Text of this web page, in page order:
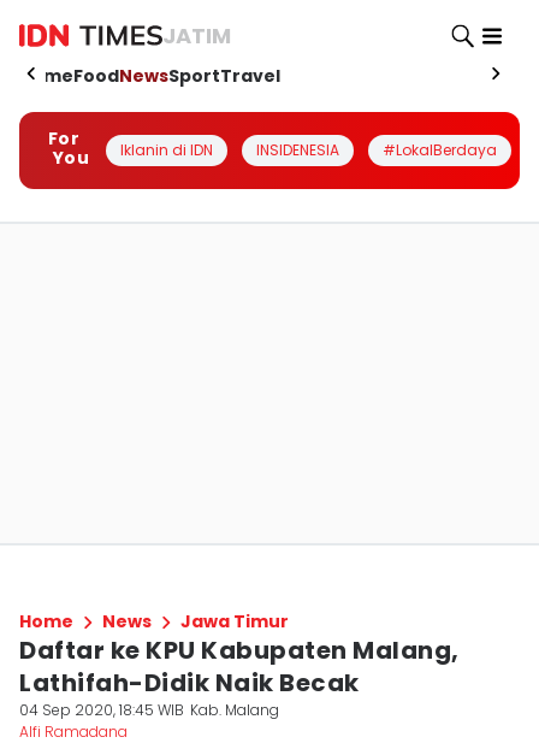
JATIM
HomeFoodNewsSportTravel
For
You
Iklanin di IDN INSIDENESIA #LokalBerdaya
Home News Jawa Timur
Daftar ke KPU Kabupaten Malang,
Lathifah-Didik Naik Becak
04 Sep 2020, 18:45 WIB Kab. Malang
Alfi Ramadana